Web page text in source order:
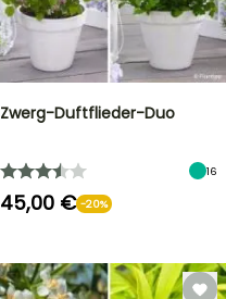
Zwerg-Duftflieder-Duo
16
45,00 € -20%